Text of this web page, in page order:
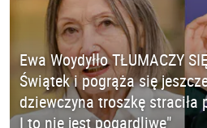
Ewa Woydyłło TŁUMACZY
Świątek i pogrąża się
dziewczyna troszkę straciła
I to nie jest pogardliwe"